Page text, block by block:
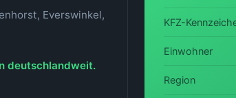
Everswinkel,
deutschlandweit.
KFZ-
Einwohner
Region